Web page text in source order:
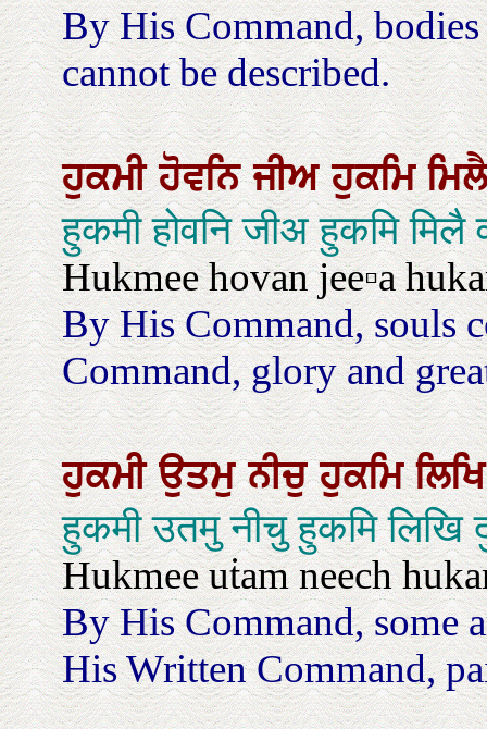
By His Command,
cannot be described.
ਹੁਕਮੀਹੋਵਨਿਜੀਅਹੁਕਮਿ
हुकमी होवनि जीअ हुकमि
Hukmee hovan jee▫a
By His Command, souls
Command, glory and
ਹੁਕਮੀਉਤਮੁਨੀਚੁਹੁਕਮਿ
हुकमी उतमु नीचु हुकमि
Hukmee uṫam neech
By His Command, some
His Written Command,